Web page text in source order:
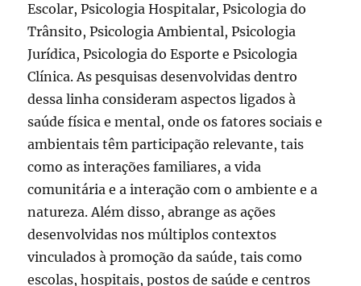
Escolar, Psicologia Hospitalar, Psicologia do
Trânsito, Psicologia Ambiental, Psicologia
Jurídica, Psicologia do Esporte e Psicologia
Clínica. As pesquisas desenvolvidas dentro
dessa linha consideram aspectos ligados à
saúde física e mental, onde os fatores sociais e
ambientais têm participação relevante, tais
como as interações familiares, a vida
comunitária e a interação com o ambiente e a
natureza. Além disso, abrange as ações
desenvolvidas nos múltiplos contextos
vinculados à promoção da saúde, tais como
escolas, hospitais, postos de saúde e centros